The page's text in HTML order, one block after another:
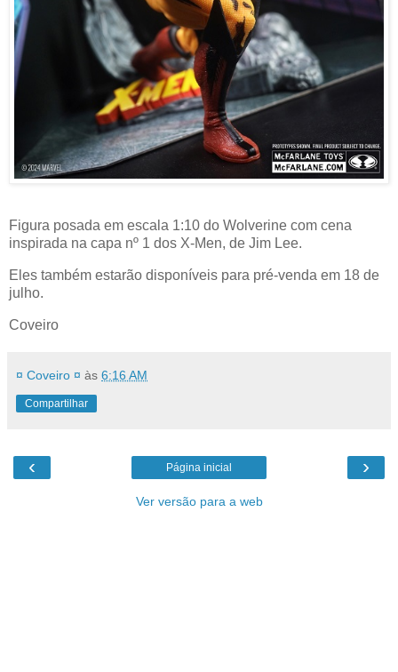
Figura posada em escala 1:10 do Wolverine com cena
inspirada na capa nº 1 dos X-Men, de Jim Lee.
Eles também estarão disponíveis para pré-venda em 18 de
julho.
Coveiro
¤ Coveiro ¤ às 6:16 AM
Compartilhar
‹ ›
Página inicial
Ver versão para a web